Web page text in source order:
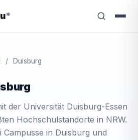
*
/ Duisburg
der Universität Duisburg-Essen
Hochschulstandorte in NRW.
Campusse in Duisburg und